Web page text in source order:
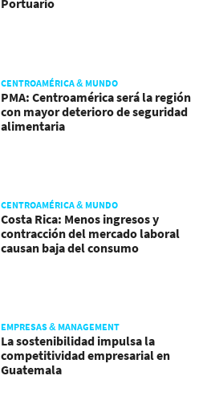
Portuario
CENTROAMÉRICA & MUNDO
PMA: Centroamérica será la región
con mayor deterioro de seguridad
alimentaria
CENTROAMÉRICA & MUNDO
Costa Rica: Menos ingresos y
contracción del mercado laboral
causan baja del consumo
EMPRESAS & MANAGEMENT
La sostenibilidad impulsa la
competitividad empresarial en
Guatemala